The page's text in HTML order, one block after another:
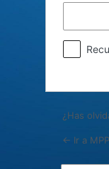
¿Has
← Ir a